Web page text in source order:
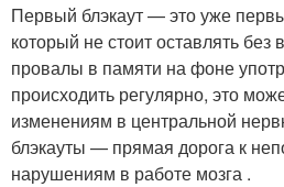
Первый блэкаут — это уже
который не стоит оставлять
провалы в памяти на фоне
происходить регулярно, это
изменениям в центральной
блэкауты — прямая дорога к
нарушениям в работе мозга .